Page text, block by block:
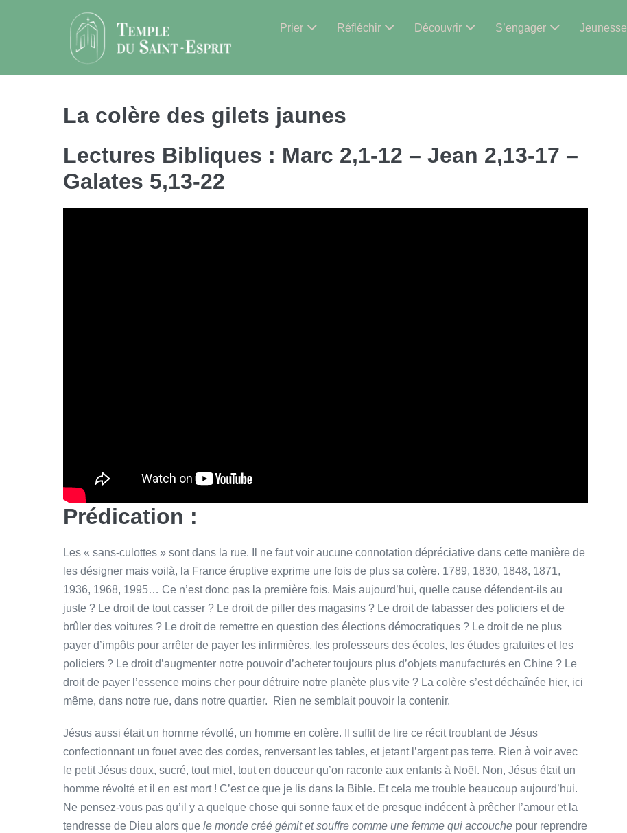
Prier Réfléchir Découvrir S’engager Jeunesse
La colère des gilets jaunes
Lectures Bibliques : Marc 2,1-12 – Jean 2,13-17 –
Galates 5,13-22
Prédication :
Les « sans-culottes » sont dans la rue. Il ne faut voir aucune connotation dépréciative dans cette manière de
les désigner mais voilà, la France éruptive exprime une fois de plus sa colère. 1789, 1830, 1848, 1871,
1936, 1968, 1995… Ce n’est donc pas la première fois. Mais aujourd’hui, quelle cause défendent-ils au
juste ? Le droit de tout casser ? Le droit de piller des magasins ? Le droit de tabasser des policiers et de
brûler des voitures ? Le droit de remettre en question des élections démocratiques ? Le droit de ne plus
payer d’impôts pour arrêter de payer les infirmières, les professeurs des écoles, les études gratuites et les
policiers ? Le droit d’augmenter notre pouvoir d’acheter toujours plus d’objets manufacturés en Chine ? Le
droit de payer l’essence moins cher pour détruire notre planète plus vite ? La colère s’est déchaînée hier, ici
même, dans notre rue, dans notre quartier. Rien ne semblait pouvoir la contenir.
Jésus aussi était un homme révolté, un homme en colère. Il suffit de lire ce récit troublant de Jésus
confectionnant un fouet avec des cordes, renversant les tables, et jetant l’argent pas terre. Rien à voir avec
le petit Jésus doux, sucré, tout miel, tout en douceur qu’on raconte aux enfants à Noël. Non, Jésus était un
homme révolté et il en est mort ! C’est ce que je lis dans la Bible. Et cela me trouble beaucoup aujourd’hui.
Ne pensez-vous pas qu’il y a quelque chose qui sonne faux et de presque indécent à prêcher l’amour et la
tendresse de Dieu alors que le monde créé gémit et souffre comme une femme qui accouche pour reprendre